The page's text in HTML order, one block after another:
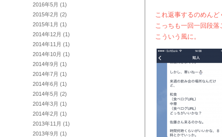
2016年5月 (1)
2015年2月 (2)
2015年1月 (1)
2014年12月 (1)
2014年11月 (1)
2014年10月 (1)
2014年9月 (1)
2014年7月 (1)
2014年6月 (1)
2014年5月 (2)
2014年3月 (1)
2014年2月 (1)
2013年11月 (1)
2013年9月 (1)
これ返事するのめん
こっちも一回一回段
こういう風に。